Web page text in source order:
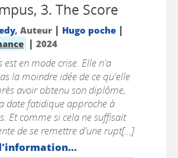
3. The Score
, Auteur | Hugo poche|
| 2024
est en mode crise. Elle n'a
la moindre idée de ce qu'elle
avoir obtenu son diplôme,
date fatidique approche à
Et comme si cela ne suffisait
de se remettre d'une rupt[...]